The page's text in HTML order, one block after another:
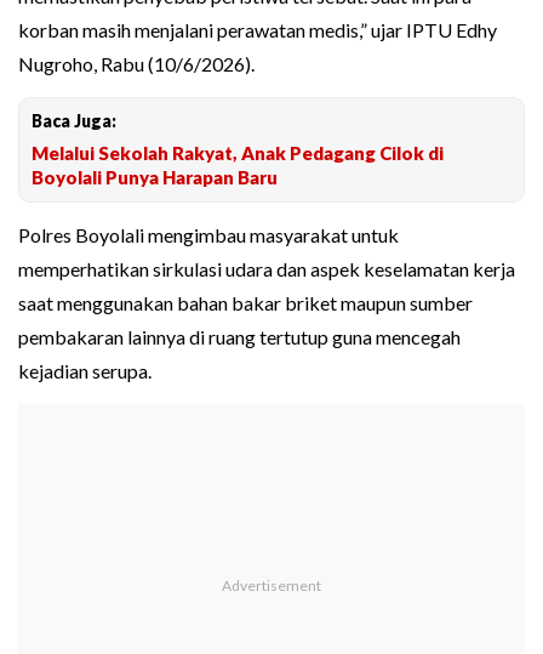
korban masih menjalani perawatan medis,” ujar IPTU Edhy
Nugroho, Rabu (10/6/2026).
Baca Juga:
Melalui Sekolah Rakyat, Anak Pedagang Cilok di
Boyolali Punya Harapan Baru
Polres Boyolali mengimbau masyarakat untuk
memperhatikan sirkulasi udara dan aspek keselamatan kerja
saat menggunakan bahan bakar briket maupun sumber
pembakaran lainnya di ruang tertutup guna mencegah
kejadian serupa.